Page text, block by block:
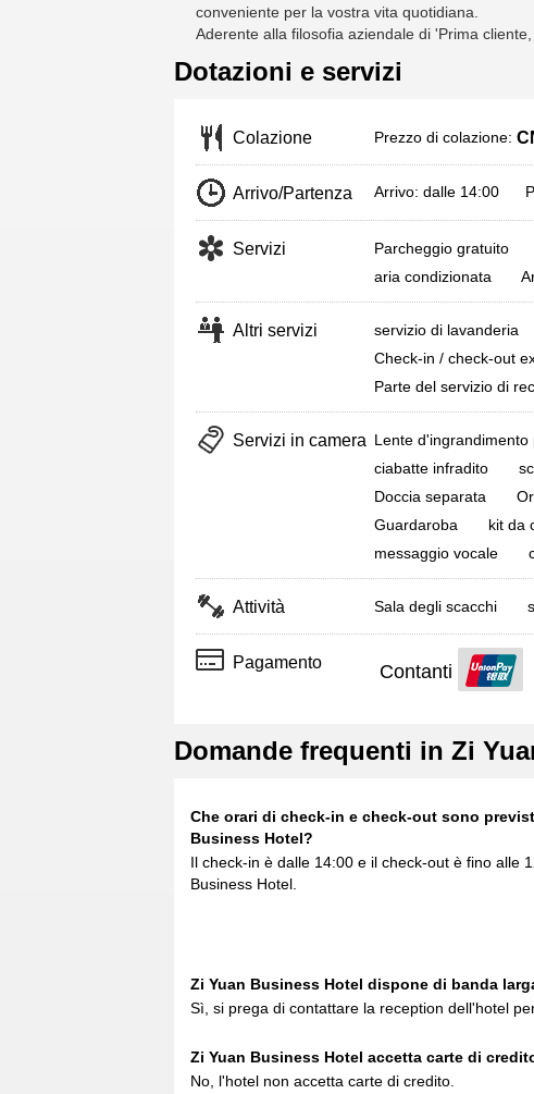
conveniente per la vostra vita quotidiana.
Aderente alla filosofia aziendale di 'Prima
Dotazioni e servizi
Colazione Prezzo di colazione:
Arrivo/Partenza Arrivo: dalle 14:00
Servizi Parcheggio gratuito
aria condizionata
Altri servizi servizio di lavanderia
Check-in / check-out
Parte del servizio di
Servizi in camera Lente d'ingrandimento
ciabatte infradito
Doccia separata
Guardaroba
kit da
messaggio vocale
Attività Sala degli scacchi
Pagamento Contanti
Domande frequenti in Zi
Che orari di check-in e check-out sono
Business Hotel?
Il check-in è dalle 14:00 e il check-out è fino alle
Business Hotel.
Zi Yuan Business Hotel dispone di banda
Sì, si prega di contattare la reception dell'hotel
Zi Yuan Business Hotel accetta carte di
No, l'hotel non accetta carte di credito.